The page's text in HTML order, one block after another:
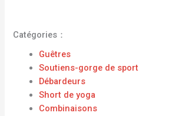
Catégories：
Guêtres
Soutiens-gorge de sport
Débardeurs
Short de yoga
Combinaisons